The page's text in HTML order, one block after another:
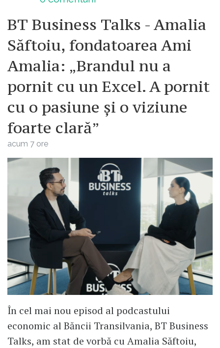
BT Business Talks - Amalia
Săftoiu, fondatoarea Ami
Amalia: „Brandul nu a
pornit cu un Excel. A pornit
cu o pasiune și o viziune
foarte clară”
acum 7 ore
În cel mai nou episod al podcastului
economic al Băncii Transilvania, BT Business
Talks, am stat de vorbă cu Amalia Săftoiu,